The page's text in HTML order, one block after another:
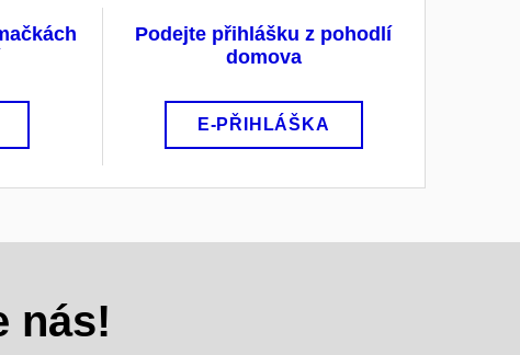
Podejte přihlášku z pohodlí
domova
E-PŘIHLÁŠKA
nás!